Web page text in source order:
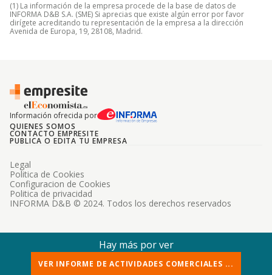
(1) La información de la empresa procede de la base de datos de
INFORMA D&B S.A. (SME) Si aprecias que existe algún error por favor
dirígete acreditando tu representación de la empresa a la dirección
Avenida de Europa, 19, 28108, Madrid.
Información ofrecida por
QUIENES SOMOS
CONTACTO EMPRESITE
PUBLICA O EDITA TU EMPRESA
INFORMA D&B © 2024. Todos los derechos reservados
Legal
Politica de Cookies
Configuracion de Cookies
Politica de privacidad
Hay más por ver
VER INFORME DE ACTIVIDADES COMERCIALES ...